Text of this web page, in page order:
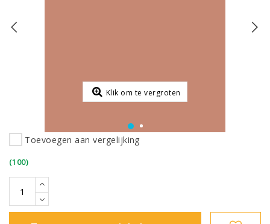
Klik om te vergroten
Toevoegen aan vergelijking
(100)